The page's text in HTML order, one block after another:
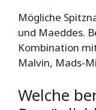
Mögliche
und Maeddes.
Kombination
Malvin, Mads-
Welche